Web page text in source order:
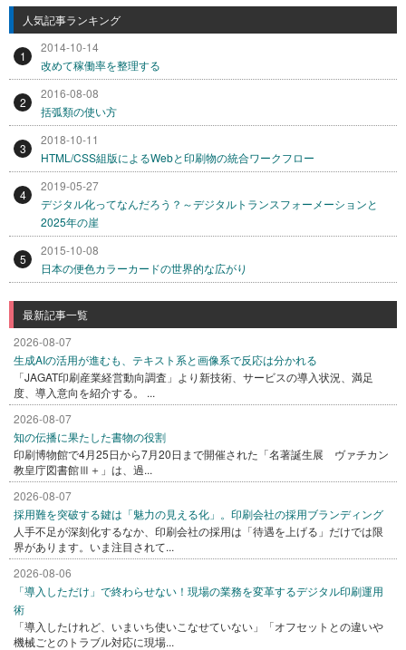
人気記事ランキング
1
2014-10-14
改めて稼働率を整理する
2
2016-08-08
括弧類の使い方
3
2018-10-11
HTML/CSS組版によるWebと印刷物の統合ワークフロー
4
2019-05-27
デジタル化ってなんだろう？～デジタルトランスフォーメーションと
2025年の崖
5
2015-10-08
日本の便色カラーカードの世界的な広がり
最新記事一覧
2026-08-07
生成AIの活用が進むも、テキスト系と画像系で反応は分かれる
「JAGAT印刷産業経営動向調査」より新技術、サービスの導入状況、満足
度、導入意向を紹介する。 ...
2026-08-07
知の伝播に果たした書物の役割
印刷博物館で4月25日から7月20日まで開催された「名著誕生展 ヴァチカン
教皇庁図書館Ⅲ＋」は、過...
2026-08-07
採用難を突破する鍵は「魅力の見える化」。印刷会社の採用ブランディング
人手不足が深刻化するなか、印刷会社の採用は「待遇を上げる」だけでは限
界があります。いま注目されて...
2026-08-06
「導入しただけ」で終わらせない！現場の業務を変革するデジタル印刷運用
術
「導入したけれど、いまいち使いこなせていない」「オフセットとの違いや
機械ごとのトラブル対応に現場...